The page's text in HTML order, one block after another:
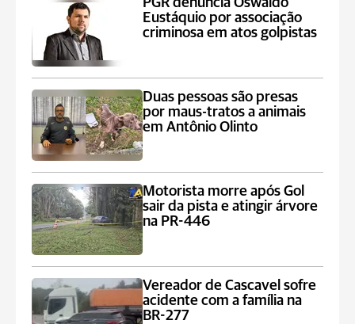
Eustáquio por associação
criminosa em atos golpistas
Duas pessoas são presas
por maus-tratos a animais
em Antônio Olinto
Motorista morre após Gol
sair da pista e atingir árvore
na PR-446
Vereador de Cascavel sofre
acidente com a família na
BR-277